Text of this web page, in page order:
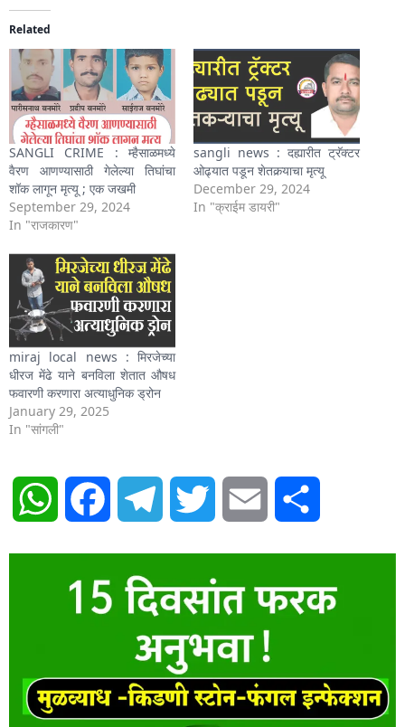
Related
SANGLI CRIME : म्हैसाळमध्ये
वैरण आणण्यासाठी गेलेल्या तिघांचा
शॉक लागून मृत्यू ; एक जखमी
September 29, 2024
In "राजकारण"
sangli news : दह्यारीत ट्रॅक्टर
ओढ्यात पडून शेतकर्‍याचा मृत्यू
December 29, 2024
In "क्राईम डायरी"
miraj local news : मिरजेच्या
धीरज मेंढे याने बनविला शेतात औषध
फवारणी करणारा अत्याधुनिक ड्रोन
January 29, 2025
In "सांगली"
WhatsAppFacebook Telegram Twitter Email